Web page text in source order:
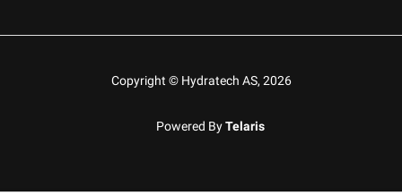
Copyright © Hydratech AS, 2026
Powered ByTelaris